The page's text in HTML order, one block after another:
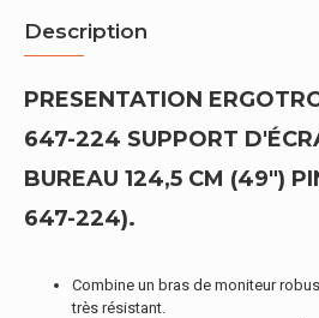
Description
PRESENTATION
647-224 SUPPORT
BUREAU 124,5 CM (49")
647-224).
Combine un bras de moniteur
très résistant.